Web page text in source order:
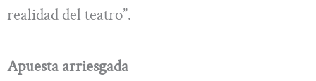
realidad del teatro”.
Apuesta arriesgada